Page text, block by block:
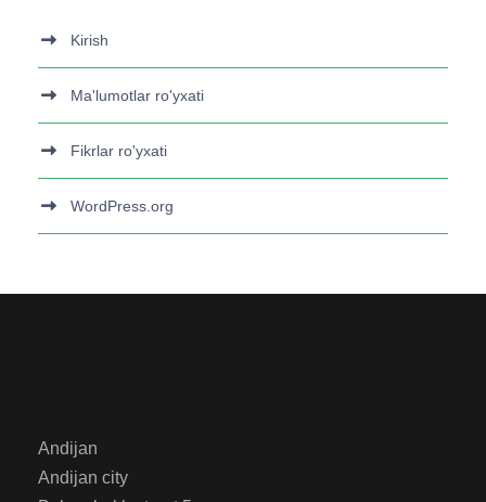
Kirish
Ma'lumotlar ro'yxati
Fikrlar ro'yxati
WordPress.org
Andijan
Andijan city